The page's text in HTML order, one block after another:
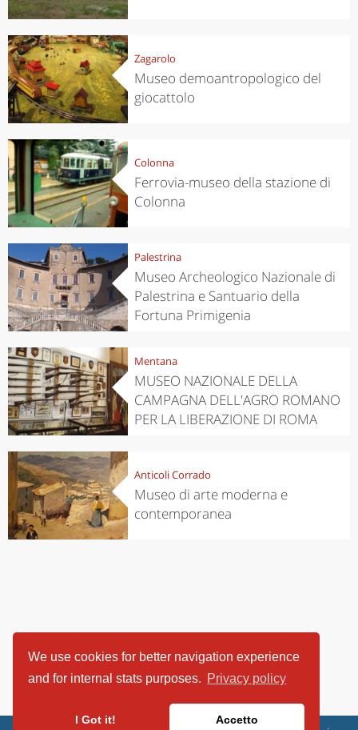
We use cookies for better navigation experience
and for internal stats purposes. Privacy policy
I Got it! Accetto
Zagarolo
Museo demoantropologico del
giocattolo
Colonna
Ferrovia-museo della stazione di
Colonna
Palestrina
Museo Archeologico Nazionale di
Palestrina e Santuario della
Fortuna Primigenia
Mentana
MUSEO NAZIONALE DELLA
CAMPAGNA DELL'AGRO ROMANO
PER LA LIBERAZIONE DI ROMA
Anticoli Corrado
Museo di arte moderna e
contemporanea